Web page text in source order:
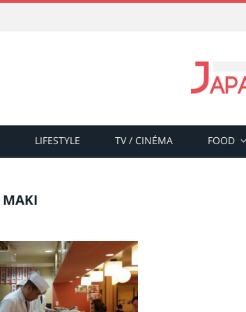
LIFESTYLE TV / CINÉMA FOOD
MAKI